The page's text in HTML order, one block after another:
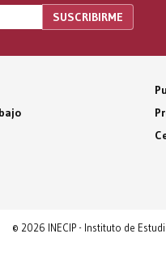
© 2026 INECIP - Instituto de